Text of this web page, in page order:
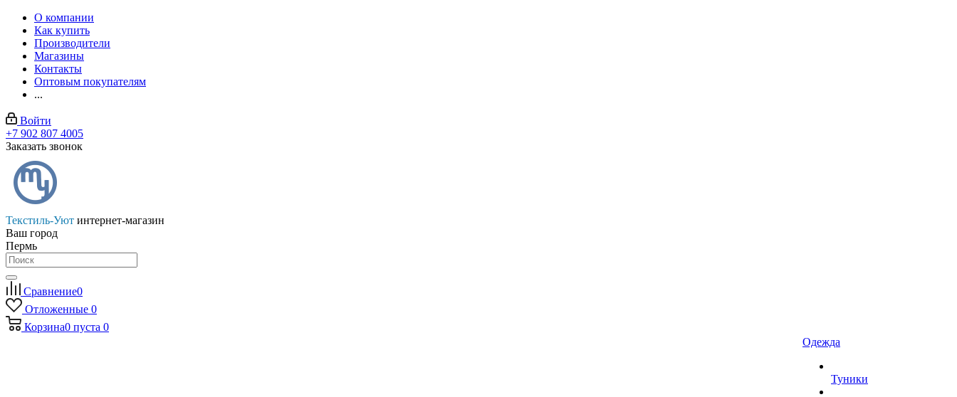
О компании
Как купить
Производители
Магазины
Контакты
Оптовым покупателям
...
Войти
+7 902 807 4005
Заказать звонок
Текстиль-Уют интернет-магазин
Ваш город
Пермь
Сравнение0
Отложенные 0
Корзина0 пуста 0
Одежда
Туники